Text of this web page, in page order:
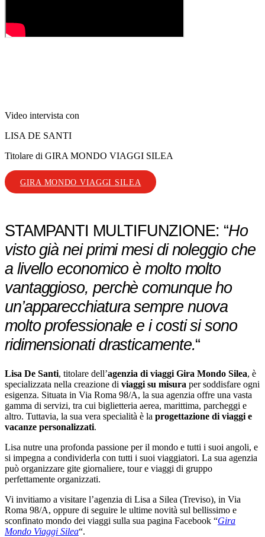
Video intervista con
LISA DE SANTI
Titolare di GIRA MONDO VIAGGI SILEA
GIRA MONDO VIAGGI SILEA
STAMPANTI MULTIFUNZIONE: “Ho
visto già nei primi mesi di noleggio che
a livello economico è molto molto
vantaggioso, perchè comunque ho
un’apparecchiatura sempre nuova
molto professionale e i costi si sono
ridimensionati drasticamente.“
Lisa De Santi, titolare dell’agenzia di viaggi Gira Mondo Silea, è
specializzata nella creazione di viaggi su misura per soddisfare ogni
esigenza. Situata in Via Roma 98/A, la sua agenzia offre una vasta
gamma di servizi, tra cui biglietteria aerea, marittima, parcheggi e
altro. Tuttavia, la sua vera specialità è la progettazione di viaggi e
vacanze personalizzati.
Lisa nutre una profonda passione per il mondo e tutti i suoi angoli, e
si impegna a condividerla con tutti i suoi viaggiatori. La sua agenzia
può organizzare gite giornaliere, tour e viaggi di gruppo
perfettamente organizzati.
Vi invitiamo a visitare l’agenzia di Lisa a Silea (Treviso), in Via
Roma 98/A, oppure di seguire le ultime novità sul bellissimo e
sconfinato mondo dei viaggi sulla sua pagina Facebook “Gira
Mondo Viaggi Silea“.